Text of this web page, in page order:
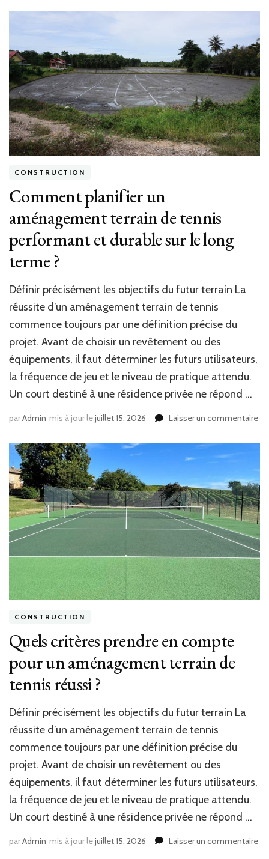
sur
?
CONSTRUCTION
Comment planifier un
aménagement terrain de tennis
performant et durable sur le long
terme ?
Définir précisément les objectifs du futur terrain La
réussite d’un aménagement terrain de tennis
commence toujours par une définition précise du
projet. Avant de choisir un revêtement ou des
équipements, il faut déterminer les futurs utilisateurs,
la fréquence de jeu et le niveau de pratique attendu.
Un court destiné à une résidence privée ne répond …
parAdmin mis à jour lejuillet 15, 2026 Laisser un commentairesur
de
sur
le
CONSTRUCTION
Quels critères prendre en compte
pour un aménagement terrain de
tennis réussi ?
Définir précisément les objectifs du futur terrain La
réussite d’un aménagement terrain de tennis
commence toujours par une définition précise du
projet. Avant de choisir un revêtement ou des
équipements, il faut déterminer les futurs utilisateurs,
la fréquence de jeu et le niveau de pratique attendu.
Un court destiné à une résidence privée ne répond …
parAdmin mis à jour lejuillet 15, 2026 Laisser un commentairesur